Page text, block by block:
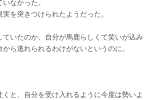
なかった。
を突きつけられたようだった。
ていたのか、自分が馬鹿らしくて笑いが込み
ら逃れられるわけがないというのに。
と、自分を受け入れるように今度は勢いよ